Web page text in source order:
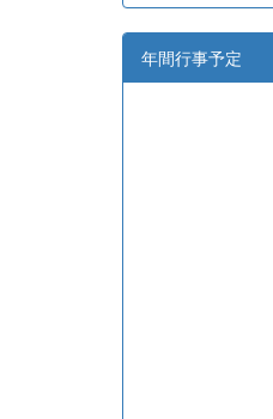
年間行事予定